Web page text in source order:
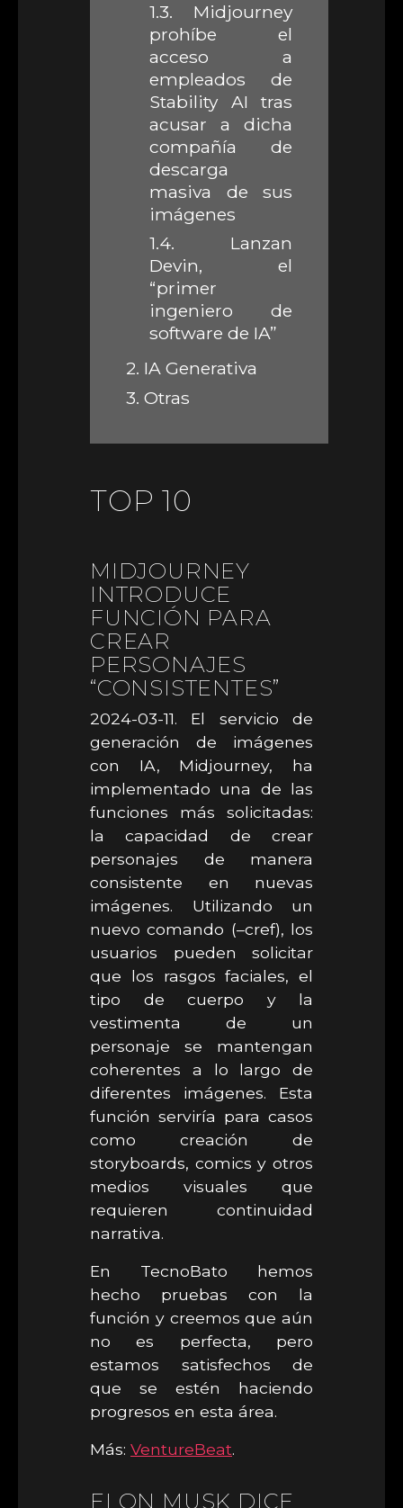
1.3. Midjourney
prohíbe el
acceso a
empleados de
Stability AI tras
acusar a dicha
compañía de
descarga
masiva de sus
imágenes
1.4. Lanzan
Devin, el
“primer
ingeniero de
software de IA”
2. IA Generativa
3. Otras
TOP 10
MIDJOURNEY
INTRODUCE
FUNCIÓN PARA
CREAR
PERSONAJES
“CONSISTENTES”
2024-03-11. El servicio de
generación de imágenes
con IA, Midjourney, ha
implementado una de las
funciones más solicitadas:
la capacidad de crear
personajes de manera
consistente en nuevas
imágenes. Utilizando un
nuevo comando (–cref), los
usuarios pueden solicitar
que los rasgos faciales, el
tipo de cuerpo y la
vestimenta de un
personaje se mantengan
coherentes a lo largo de
diferentes imágenes. Esta
función serviría para casos
como creación de
storyboards, comics y otros
medios visuales que
requieren continuidad
narrativa.
En TecnoBato hemos
hecho pruebas con la
función y creemos que aún
no es perfecta, pero
estamos satisfechos de
que se estén haciendo
progresos en esta área.
Más: VentureBeat.
ELON MUSK DICE